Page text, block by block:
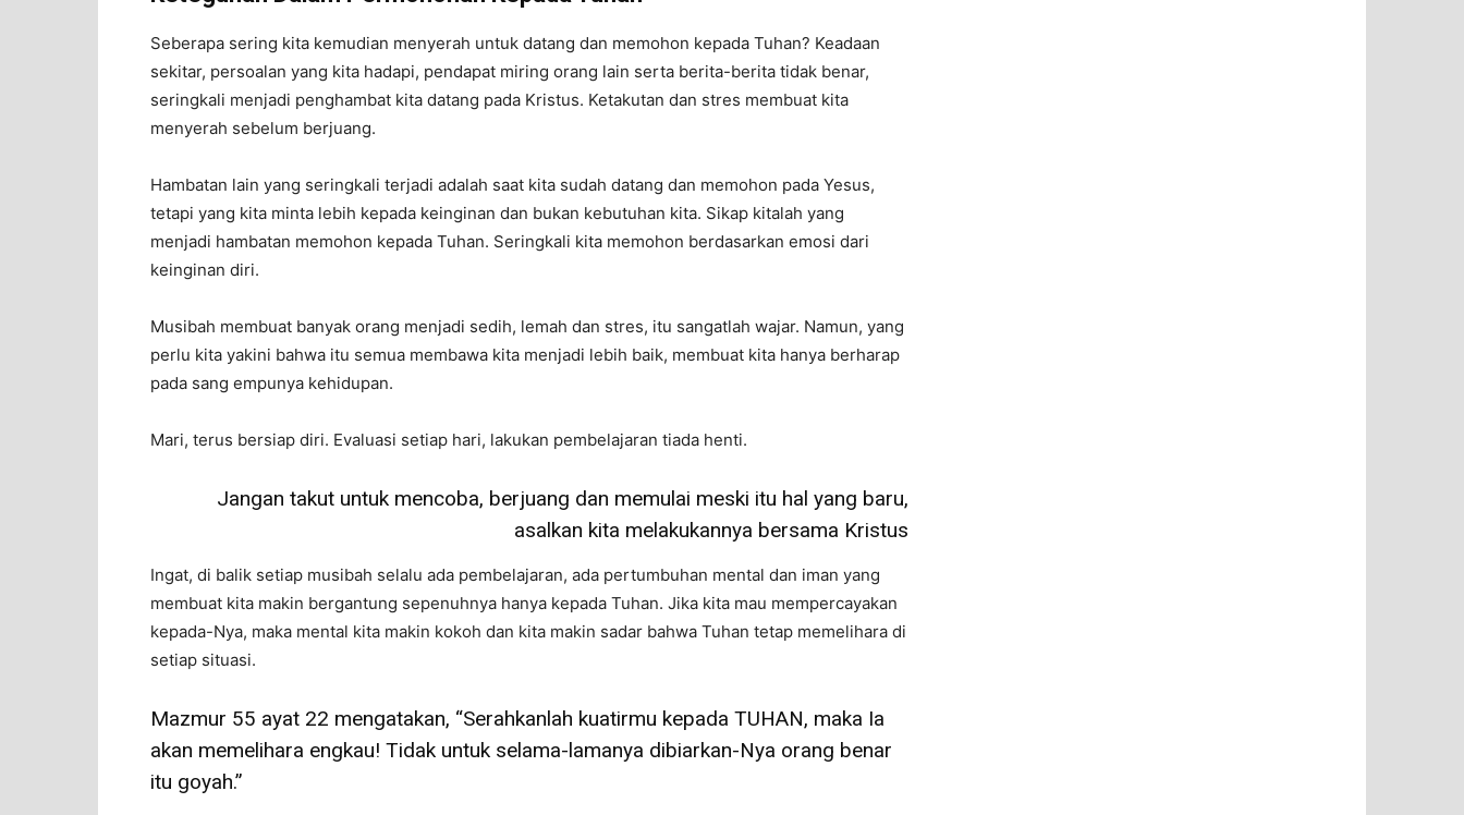
Seberapa sering kita kemudian menyerah untuk datang dan memohon kepada Tuhan? Keadaan
sekitar, persoalan yang kita hadapi, pendapat miring orang lain serta berita-berita tidak benar,
seringkali menjadi penghambat kita datang pada Kristus. Ketakutan dan stres membuat kita
menyerah sebelum berjuang.
Hambatan lain yang seringkali terjadi adalah saat kita sudah datang dan memohon pada Yesus,
tetapi yang kita minta lebih kepada keinginan dan bukan kebutuhan kita. Sikap kitalah yang
menjadi hambatan memohon kepada Tuhan. Seringkali kita memohon berdasarkan emosi dari
keinginan diri.
Musibah membuat banyak orang menjadi sedih, lemah dan stres, itu sangatlah wajar. Namun, yang
perlu kita yakini bahwa itu semua membawa kita menjadi lebih baik, membuat kita hanya berharap
pada sang empunya kehidupan.
Mari, terus bersiap diri. Evaluasi setiap hari, lakukan pembelajaran tiada henti.
Jangan takut untuk mencoba, berjuang dan memulai meski itu hal yang baru,
asalkan kita melakukannya bersama Kristus
Ingat, di balik setiap musibah selalu ada pembelajaran, ada pertumbuhan mental dan iman yang
membuat kita makin bergantung sepenuhnya hanya kepada Tuhan. Jika kita mau mempercayakan
kepada-Nya, maka mental kita makin kokoh dan kita makin sadar bahwa Tuhan tetap memelihara di
setiap situasi.
Mazmur 55 ayat 22 mengatakan, “Serahkanlah kuatirmu kepada TUHAN, maka Ia
akan memelihara engkau! Tidak untuk selama-lamanya dibiarkan-Nya orang benar
itu goyah.”